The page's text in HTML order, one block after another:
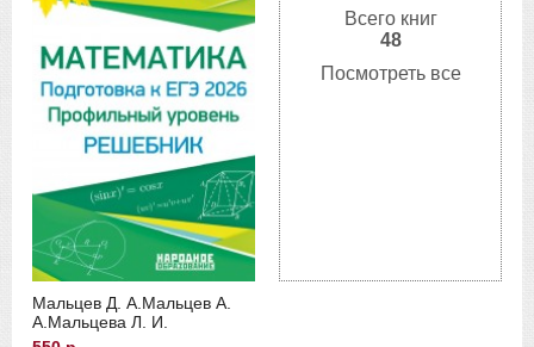
Мальцев Д. А. Мальцев А.
А. Мальцева Л. И.
Всего книг
48
Посмотреть все